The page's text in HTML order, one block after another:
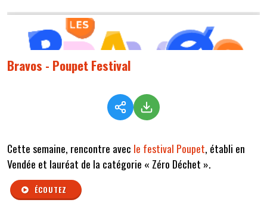
Bravos - Poupet Festival
Cette semaine, rencontre avec le festival Poupet, établi en
Vendée et lauréat de la catégorie « Zéro Déchet ».
ÉCOUTEZ